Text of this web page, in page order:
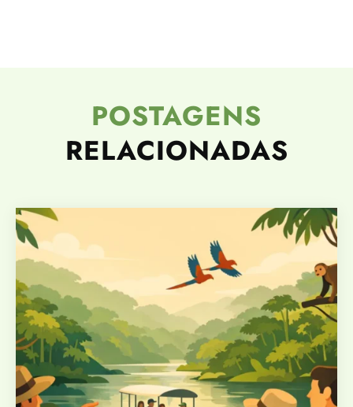
POSTAGENS
RELACIONADAS